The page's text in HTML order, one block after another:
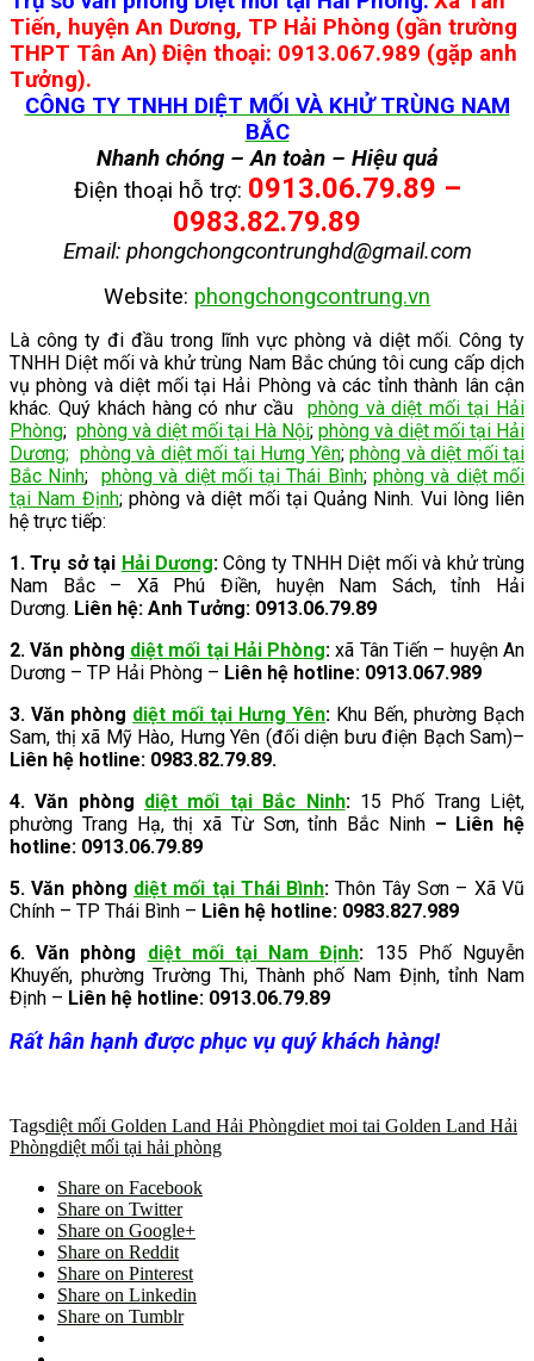
Tiến, huyện An Dương, TP Hải Phòng (gần trường
THPT Tân An) Điện thoại: 0913.067.989 (gặp anh
Tưởng).
CÔNG TY TNHH DIỆT MỐI VÀ KHỬ TRÙNG NAM
BẮC
Nhanh chóng – An toàn – Hiệu quả
Điện thoại hỗ trợ: 0913.06.79.89 –
0983.82.79.89
Email: phongchongcontrunghd@gmail.com
Website: phongchongcontrung.vn
Là công ty đi đầu trong lĩnh vực phòng và diệt mối. Công ty
TNHH Diệt mối và khử trùng Nam Bắc chúng tôi cung cấp dịch
vụ phòng và diệt mối tại Hải Phòng và các tỉnh thành lân cận
khác. Quý khách hàng có như cầu phòng và diệt mối tại Hải
Phòng; phòng và diệt mối tại Hà Nội; phòng và diệt mối tại Hải
Dương; phòng và diệt mối tại Hưng Yên;phòng và diệt mối tại
Bắc Ninh; phòng và diệt mối tại Thái Bình;phòng và diệt mối
tại Nam Định; phòng và diệt mối tại Quảng Ninh. Vui lòng liên
hệ trực tiếp:
1. Trụ sở tại Hải Dương:Công ty TNHH Diệt mối và khử trùng
Nam Bắc – Xã Phú Điền, huyện Nam Sách, tỉnh Hải
Dương. Liên hệ: Anh Tưởng: 0913.06.79.89
2. Văn phòng diệt mối tại Hải Phòng: xã Tân Tiến – huyện An
Dương – TP Hải Phòng – Liên hệ hotline: 0913.067.989
3. Văn phòng diệt mối tại Hưng Yên: Khu Bến, phường Bạch
Sam, thị xã Mỹ Hào, Hưng Yên (đối diện bưu điện Bạch Sam)–
Liên hệ hotline: 0983.82.79.89.
4. Văn phòng diệt mối tại Bắc Ninh:15 Phố Trang Liệt,
phường Trang Hạ, thị xã Từ Sơn, tỉnh Bắc Ninh– Liên hệ
hotline: 0913.06.79.89
5. Văn phòng diệt mối tại Thái Bình: Thôn Tây Sơn – Xã Vũ
Chính – TP Thái Bình – Liên hệ hotline: 0983.827.989
6. Văn phòng diệt mối tại Nam Định: 135 Phố Nguyễn
Khuyến, phường Trường Thi, Thành phố Nam Định, tỉnh Nam
Định – Liên hệ hotline: 0913.06.79.89
Rất hân hạnh được phục vụ quý khách hàng!
Tagsdiệt mối Golden Land Hải Phòngdiet moi tai Golden Land Hải
Phòngdiệt mối tại hải phòng
Share on Facebook
Share on Twitter
Share on Google+
Share on Reddit
Share on Pinterest
Share on Linkedin
Share on Tumblr